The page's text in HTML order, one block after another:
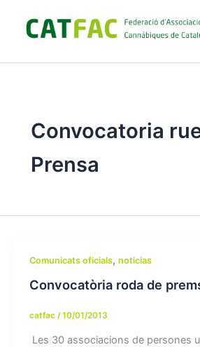
contenido
Convocatoria
Prensa
Comunicats oficials, noticias
Convocatòria roda de
catfac /10/01/2013
Les 30 associacions de persones